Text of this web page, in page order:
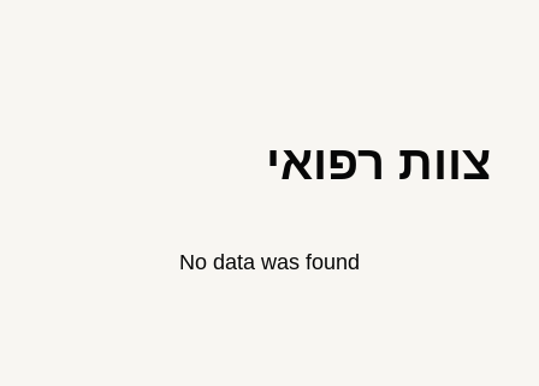
צוות רפואי
No data was found